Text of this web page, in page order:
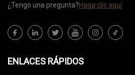
¿Tengo una pregunta?Haga clic aquí
ENLACES RÁPIDOS